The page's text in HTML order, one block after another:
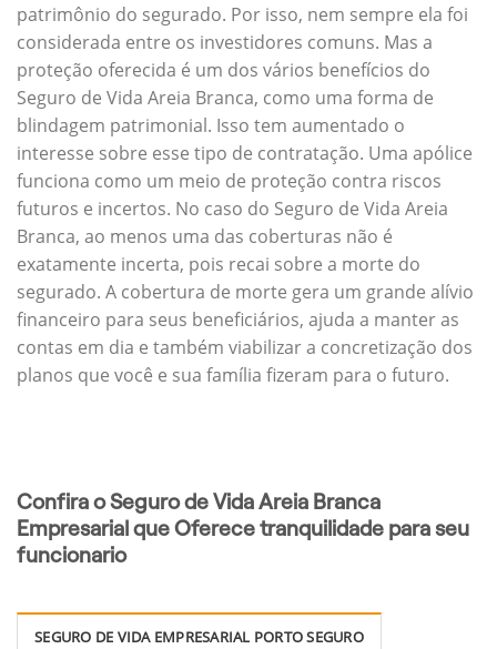
patrimônio do segurado. Por isso, nem sempre ela foi
considerada entre os investidores comuns. Mas a
proteção oferecida é um dos vários benefícios do
Seguro de Vida Areia Branca, como uma forma de
blindagem patrimonial. Isso tem aumentado o
interesse sobre esse tipo de contratação. Uma apólice
funciona como um meio de proteção contra riscos
futuros e incertos. No caso do Seguro de Vida Areia
Branca, ao menos uma das coberturas não é
exatamente incerta, pois recai sobre a morte do
segurado. A cobertura de morte gera um grande alívio
financeiro para seus beneficiários, ajuda a manter as
contas em dia e também viabilizar a concretização dos
planos que você e sua família fizeram para o futuro.
Confira o Seguro de Vida Areia Branca
Empresarial que Oferece tranquilidade para seu
funcionario
SEGURO DE VIDA EMPRESARIAL PORTO SEGURO